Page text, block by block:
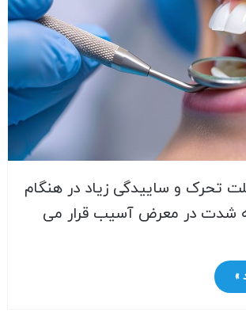
تحرک و ساییدگی زیاد در هنگام
شدت در معرض آسیب قرار می
»